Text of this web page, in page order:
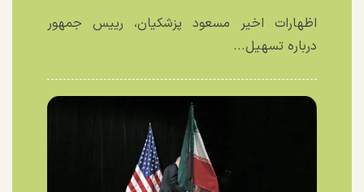
اظهارات اخیر مسعود پزشکیان، رییس جمهور
درباره تسهیل...